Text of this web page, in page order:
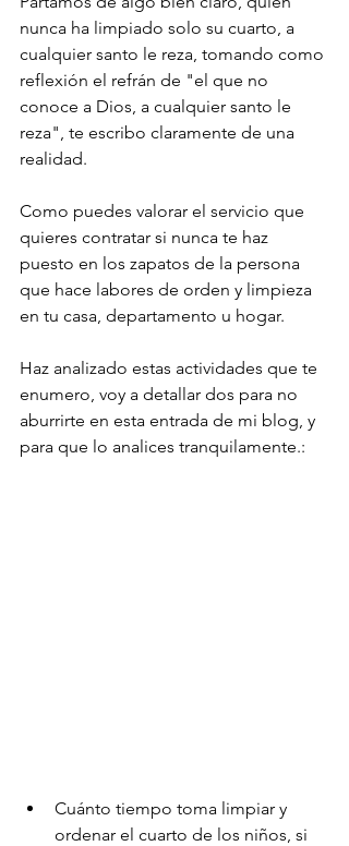
nunca ha limpiado solo su cuarto, a
cualquier santo le reza, tomando como
reflexión el refrán de "el que no
conoce a Dios, a cualquier santo le
reza", te escribo claramente de una
realidad.
Como puedes valorar el servicio que
quieres contratar si nunca te haz
puesto en los zapatos de la persona
que hace labores de orden y limpieza
en tu casa, departamento u hogar.
Haz analizado estas actividades que te
enumero, voy a detallar dos para no
aburrirte en esta entrada de mi blog, y
para que lo analices tranquilamente.:
Cuánto tiempo toma limpiar y
ordenar el cuarto de los niños, si